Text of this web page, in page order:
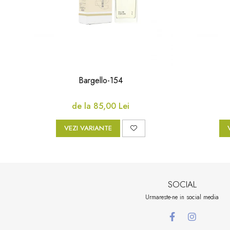
Bargello-154
de la 85,00 Lei
VEZI VARIANTE
SOCIAL
Urmareste-ne in social media